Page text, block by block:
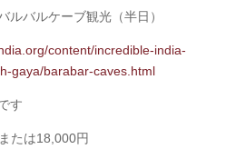
ルバルケーブ観光（半日）
content/incredible-india-
gaya/barabar-caves.html
す
たは18,000円